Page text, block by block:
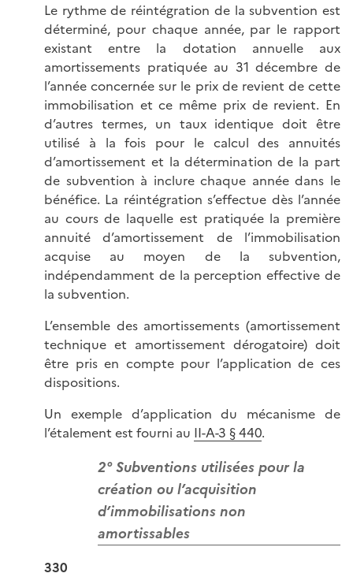
Le rythme de réintégration de la subvention est
déterminé, pour chaque année, par le rapport
existant entre la dotation annuelle aux
amortissements pratiquée au 31 décembre de
l’année concernée sur le prix de revient de cette
immobilisation et ce même prix de revient. En
d’autres termes, un taux identique doit être
utilisé à la fois pour le calcul des annuités
d’amortissement et la détermination de la part
de subvention à inclure chaque année dans le
bénéfice. La réintégration s’effectue dès l’année
au cours de laquelle est pratiquée la première
annuité d’amortissement de l’immobilisation
acquise au moyen de la subvention,
indépendamment de la perception effective de
la subvention.
L’ensemble des amortissements (amortissement
technique et amortissement dérogatoire) doit
être pris en compte pour l’application de ces
dispositions.
Un exemple d’application du mécanisme de
l’étalement est fourni au II-A-3 § 440.
2° Subventions utilisées pour la
création ou l’acquisition
d’immobilisations non
amortissables
330